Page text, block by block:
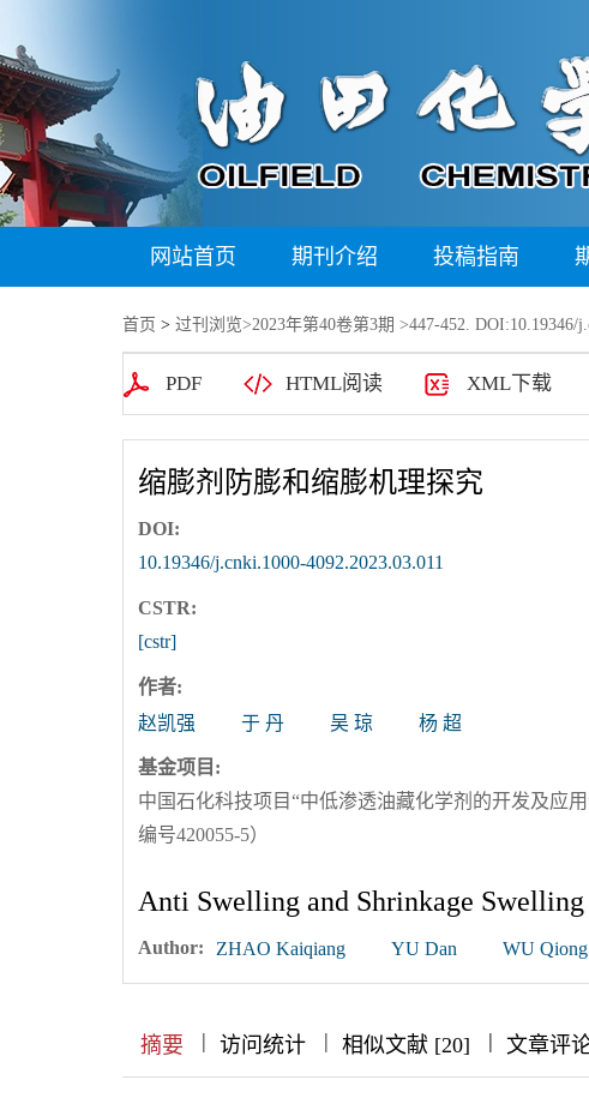
网站首页 期刊介绍 投稿指南
首页 > 过刊浏览>2023年第40卷第3期 >447-452. DOI:10.19346/
PDF HTML阅读 XML下载
缩膨剂防膨和缩膨机理探究
DOI:
10.19346/j.cnki.1000-4092.2023.03.011
CSTR:
[cstr]
作者:
赵凯强
于 丹 吴 琼 杨 超
基金项目:
中国石化科技项目“中低渗透油藏化学剂的开发及应
编号420055-5）
Anti Swelling and Shrinkage
Author: ZHAO Kaiqiang YU Dan WU Qiong
摘要 || 访问统计 || 相似文献 [20] ||| 文章评